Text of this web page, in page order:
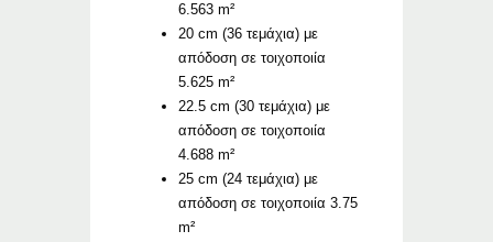
6.563 m²
20 cm (36 τεμάχια) με
απόδοση σε τοιχοποιία
5.625 m²
22.5 cm (30 τεμάχια) με
απόδοση σε τοιχοποιία
4.688 m²
25 cm (24 τεμάχια) με
απόδοση σε τοιχοποιία 3.75
m²